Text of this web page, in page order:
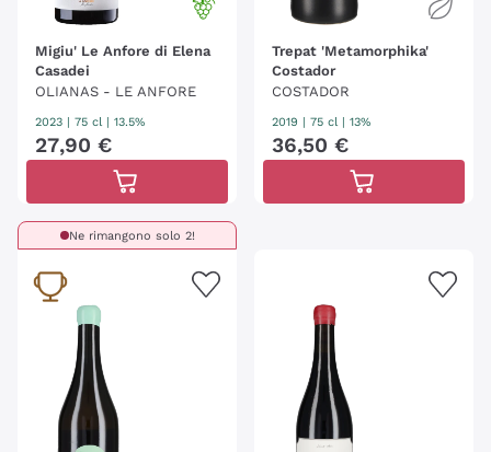
Migiu' Le Anfore di Elena
Casadei
OLIANAS - LE ANFORE
2023 75 cl | 13.5%
27,90 €
Trepat 'Metamorphika'
Costador
COSTADOR
2019 75 cl | 13%
36,50 €
Ne rimangono solo 2!